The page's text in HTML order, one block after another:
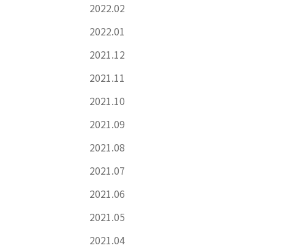
2022.02
2022.01
2021.12
2021.11
2021.10
2021.09
2021.08
2021.07
2021.06
2021.05
2021.04